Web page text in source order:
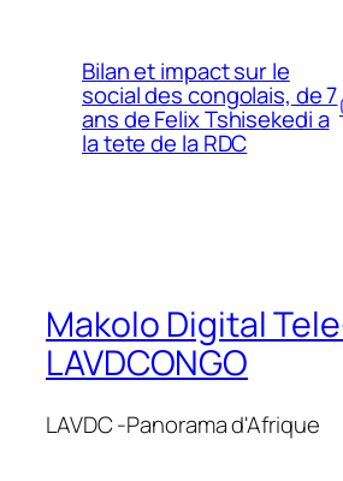
Bilan et impact sur le
social des congolais, de 7
ans de Felix Tshisekedi a
la tete de la RDC
Makolo Digital
LAVDCONGO
LAVDC -Panorama d'Afrique